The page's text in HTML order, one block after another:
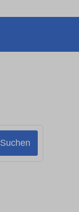
Suchen